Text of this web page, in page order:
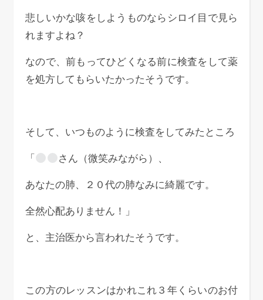
悲しいかな咳をしようものならシロイ目で見ら
れますよね？
なので、前もってひどくなる前に検査をして薬
を処方してもらいたかったそうです。
そして、いつものように検査をしてみたところ
「
さん（微笑みながら）、
あなたの肺、２０代の肺なみに綺麗です。
全然心配ありません！」
と、主治医から言われたそうです。
この方のレッスンはかれこれ３年くらいのお付